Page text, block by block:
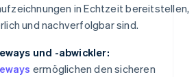
in Echtzeit bereitstellen,
und nachverfolgbar sind.
und -abwickler:
ermöglichen den sicheren